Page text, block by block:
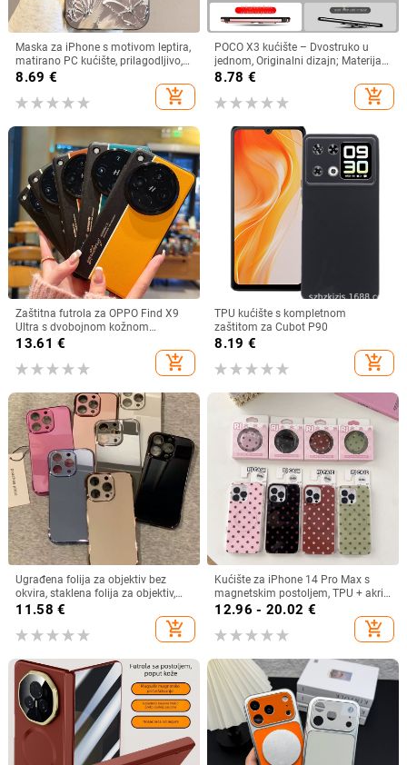
Maska za iPhone s motivom leptira,
matirano PC kućište, prilagodljivo,
kompatibilno s iPhone 11–14
8.69 €
add_shopping_cart
POCO X3 kućište – Dvostruko u
jednom, Originalni dizajn; Materijal:
TPU+PC; Proces: Injekcijsko
oblikovanje; Funkcije: Stalak,
Magnetno privlačenje, Zaštita od
8.78 €
add_shopping_cart
Zaštitna futrola za OPPO Find X9
Ultra s dvobojnom kožnom
teksturom i fluorescirajućim
linijama, GT8Pro zaštitno kućište
13.61 €
add_shopping_cart
TPU kućište s kompletnom
zaštitom za Cubot P90
8.19 €
add_shopping_cart
Ugrađena folija za objektiv bez
okvira, staklena folija za objektiv,
pogodna za iPhone 16, Promax,
Apple 15, maska za mobitel 14,
novi stil 13, žene
11.58 €
add_shopping_cart
Kućište za iPhone 14 Pro Max s
magnetskim postoljem, TPU + akril,
dvostruki IMD, zaštita od pada,
snažno magnetsko privlačenje
12.96 - 20.02 €
add_shopping_cart